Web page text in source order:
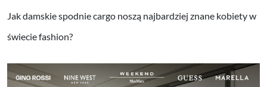
Jak damskie spodnie cargo noszą najbardziej znane kobiety w
świecie fashion?